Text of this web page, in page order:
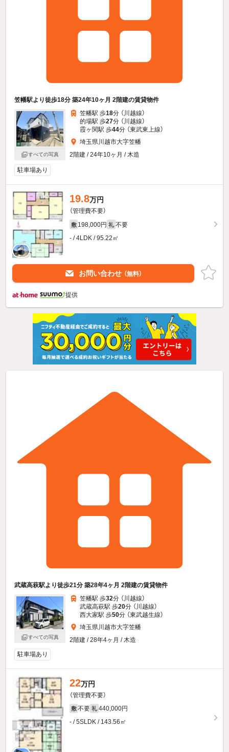
笠幡駅より徒歩18分 築24年10ヶ月 2階建の賃貸物件
すべての写真
笠幡駅 歩18分 （川越線）
的場駅 歩27分 （川越線）
霞ヶ関駅 歩44分 （東武東上線）
埼玉県川越市大字笠幡
2階建 / 24年10ヶ月 / 木造
駐車場あり
19.8万円
（管理費不要）
敷 198,000円 礼 不要
- / 4LDK / 95.22㎡
お問い合わせ （無料）
提供
武蔵高萩駅より徒歩21分 築28年4ヶ月 2階建の賃貸物件
すべての写真
笠幡駅 歩32分 （川越線）
武蔵高萩駅 歩20分 （川越線）
西大家駅 歩50分 （東武越生線）
埼玉県川越市大字笠幡
2階建 / 28年4ヶ月 / 木造
駐車場あり
22万円
（管理費不要）
敷 不要 礼 440,000円
- / 5SLDK / 143.56㎡